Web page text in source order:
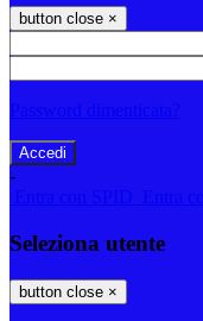
button close ×
-
Seleziona utente
button close ×